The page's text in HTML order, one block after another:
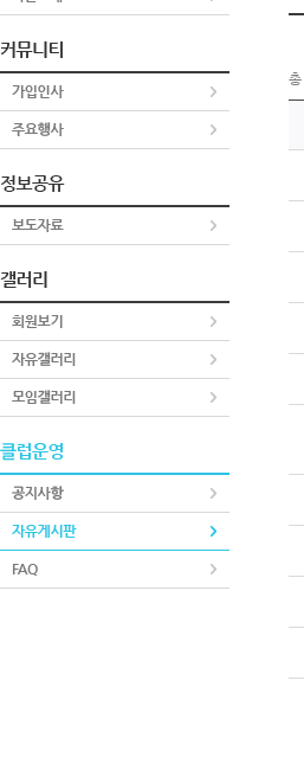
총